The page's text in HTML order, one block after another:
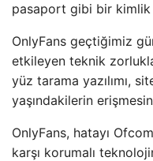
pasaport gibi bir kimlik
OnlyFans geçtiğimiz
etkileyen teknik
yüz tarama yazılımı,
yaşındakilerin
OnlyFans, hatayı
karşı korumalı